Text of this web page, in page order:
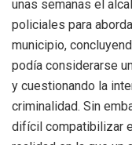
unas semanas el
policiales para
municipio,
podía considerarse
y cuestionando la
criminalidad. Sin
difícil compatibilizar